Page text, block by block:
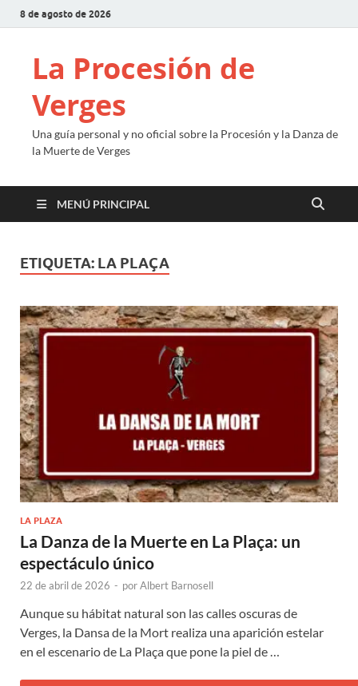
8 de agosto de 2026
La Procesión de
Verges
Una guía personal y no oficial sobre la Procesión y la Danza de
la Muerte de Verges
MENÚ PRINCIPAL
ETIQUETA: LA PLAÇA
LA PLAZA
La Danza de la Muerte en La Plaça: un
espectáculo único
22 de abril de 2026 - porAlbert Barnosell
Aunque su hábitat natural son las calles oscuras de
Verges, la Dansa de la Mort realiza una aparición estelar
en el escenario de La Plaça que pone la piel de …